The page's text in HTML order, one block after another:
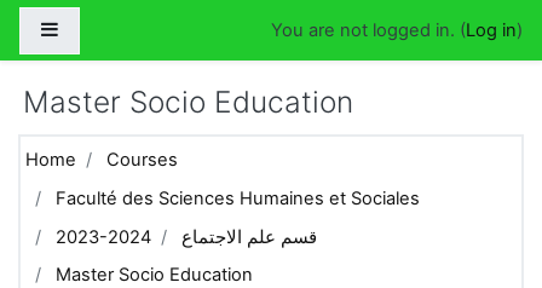
Skip to main content
You are not logged in. (Log in)
Master Socio Education
Home
Courses
Faculté des Sciences Humaines et Sociales
2023-2024
قسم علم الاجتماع
Master Socio Education